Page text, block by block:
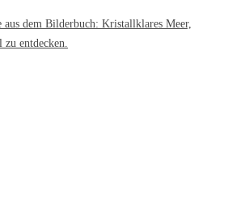
dem Bilderbuch: Kristallklares Meer,
entdecken.